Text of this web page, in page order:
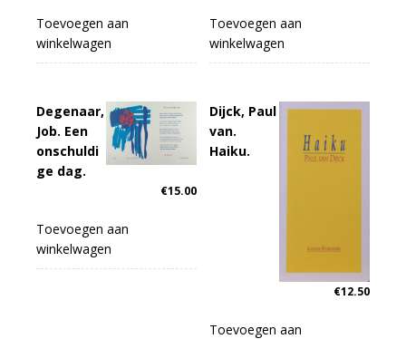
Toevoegen aan
winkelwagen
Toevoegen aan
winkelwagen
Degenaar,
Job. Een
onschuldi
ge dag.
€15.00
Toevoegen aan
winkelwagen
Dijck, Paul
van.
Haiku.
€12.50
Toevoegen aan